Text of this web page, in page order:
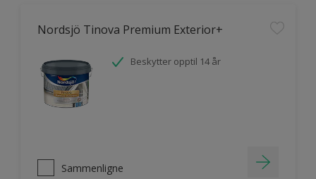
Nordsjö Tinova Premium Exterior+
Beskytter opptil 14 år
Sammenligne